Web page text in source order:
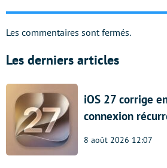
Les commentaires sont fermés.
Les derniers articles
iOS 27 corrige
connexion
8 août 2026 12:07